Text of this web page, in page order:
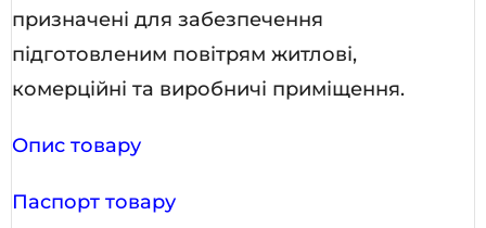
призначені для забезпечення
підготовленим повітрям житлові,
комерційні та виробничі приміщення.
Опис товару
Паспорт товару